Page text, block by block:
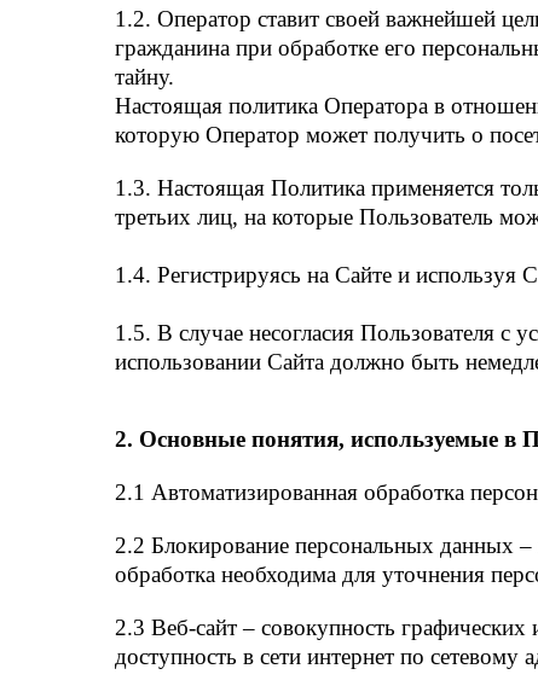
1.2. Оператор ставит своей важнейшей
гражданина при обработке его
тайну.
Настоящая политика Оператора в
которую Оператор может получить о
1.3. Настоящая Политика применяется
третьих лиц, на которые Пользователь
1.4. Регистрируясь на Сайте и используя
1.5. В случае несогласия Пользователя с
использовании Сайта должно быть
2. Основные понятия, используемые в
2.1 Автоматизированная обработка
2.2 Блокирование персональных данных
обработка необходима для уточнения
2.3 Веб-сайт – совокупность
доступность в сети интернет по сетевому